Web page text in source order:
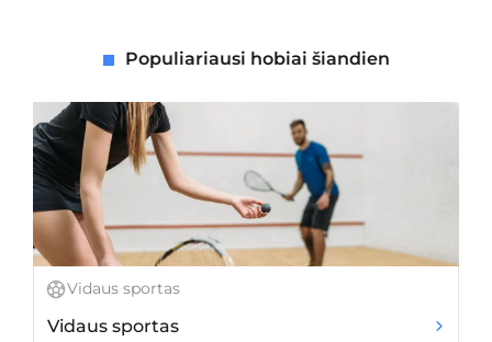
Populiariausi hobiai šiandien
Vidaus sportas
Vidaus sportas